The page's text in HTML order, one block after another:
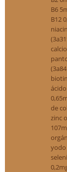
B6
B12
de
zinc
yodo